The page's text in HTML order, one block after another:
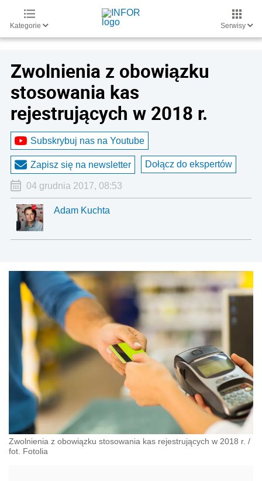
Kategorie Serwisy
Zwolnienia z obowiązku
stosowania kas
rejestrujących w 2018 r.
Subskrybuj nas na Youtube
Zapisz się na newsletter Dołącz do ekspertów
04 grudnia 2017, 08:53
Adam Kuchta
Zwolnienia z obowiązku stosowania kas rejestrujących w 2018 r. /
fot. Fotolia